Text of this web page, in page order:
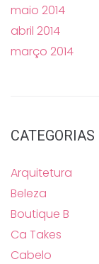
maio 2014
abril 2014
março 2014
CATEGORIAS
Arquitetura
Beleza
Boutique B
Ca Takes
Cabelo